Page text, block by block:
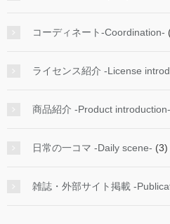
コーディネート-Coordination-
ライセンス紹介 -License
商品紹介 -Product introduction-
日常の一コマ -Daily scene- (3)
雑誌・外部サイト掲載 -